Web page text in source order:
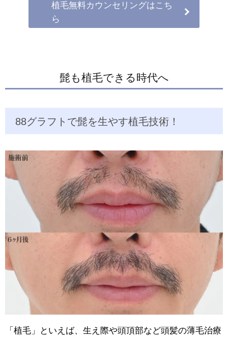
植毛無料カウンセリングはこち
ら
髭も植毛できる時代へ
88グラフトで髭を生やす植毛技術！
「植毛」といえば、生え際や頭頂部など頭髪の薄毛治療